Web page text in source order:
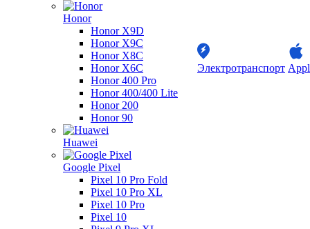
Honor
Honor X9D
Honor X9C
Honor X8C
Honor X6C
Honor 400 Pro
Honor 400/400 Lite
Honor 200
Honor 90
Huawei
Google Pixel
Pixel 10 Pro Fold
Pixel 10 Pro XL
Pixel 10 Pro
Pixel 10
Электротранспорт